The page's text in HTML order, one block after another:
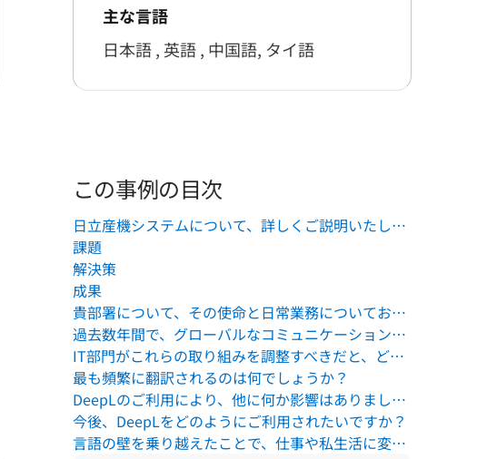
主な言語
日本語 , 英語 , 中国語, タイ語
この事例の目次
日立産機システムについて、詳しくご説明いたします。
課題
解決策
成果
貴部署について、その使命と日常業務についてお聞かせいただけますでしょうか。
過去数年間で、グローバルなコミュニケーションのニーズが高まった理由は何でしょうか？
IT部門がこれらの取り組みを調整すべきだと、どのように判断されたのでしょうか？
最も頻繁に翻訳されるのは何でしょうか？
DeepLのご利用により、他に何か影響はありましたでしょうか？
今後、DeepLをどのようにご利用されたいですか？
言語の壁を乗り越えたことで、仕事や私生活に変更はありましたか？